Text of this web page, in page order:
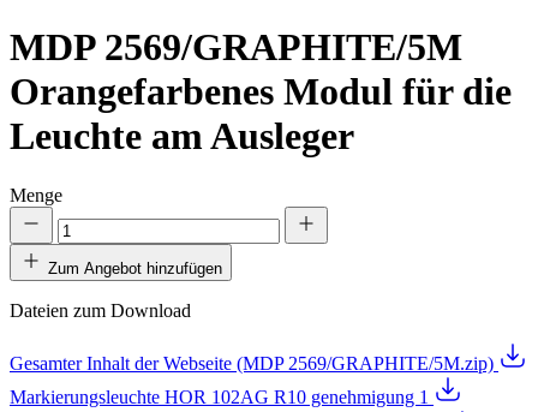
MDP 2569/GRAPHITE/5M
Orangefarbenes Modul für die
Leuchte am Ausleger
Menge
Zum Angebot hinzufügen
Dateien zum Download
Gesamter Inhalt der Webseite (MDP 2569/GRAPHITE/5M.zip)
Markierungsleuchte HOR 102AG R10 genehmigung 1